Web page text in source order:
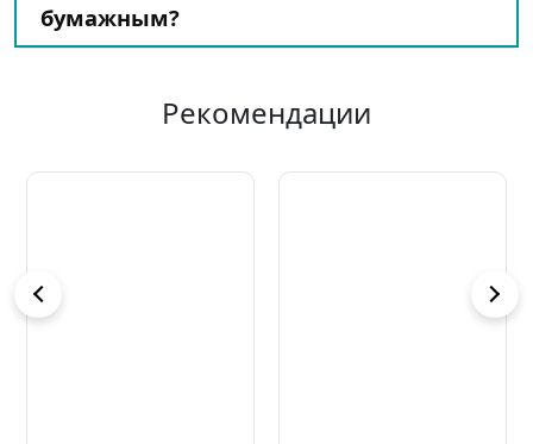
бумажным?
Рекомендации